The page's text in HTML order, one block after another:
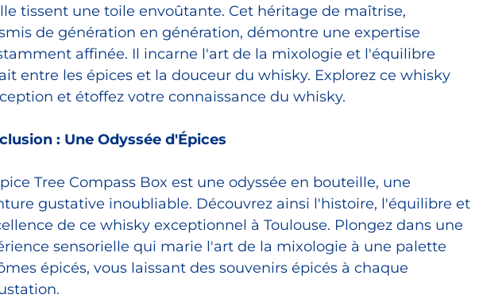
tissent une toile envoûtante. Cet héritage de maîtrise,
de génération en génération, démontre une expertise
affinée. Il incarne l'art de la mixologie et l'équilibre
entre les épices et la douceur du whisky. Explorez ce whisky
et étoffez votre connaissance du whisky.
: Une Odyssée d'Épices
Tree Compass Box est une odyssée en bouteille, une
gustative inoubliable. Découvrez ainsi l'histoire, l'équilibre et
de ce whisky exceptionnel à Toulouse. Plongez dans une
sensorielle qui marie l'art de la mixologie à une palette
épicés, vous laissant des souvenirs épicés à chaque